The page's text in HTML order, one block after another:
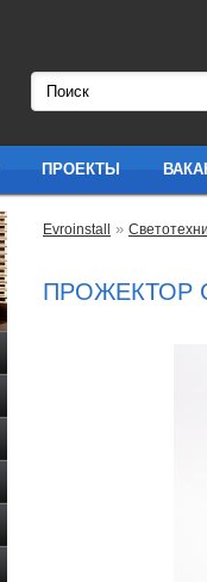
ПРОЕКТЫ
Evroinstall »
ПРОЖЕКТОР